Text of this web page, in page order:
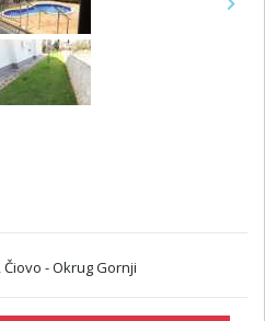
Next
- Okrug Gornji